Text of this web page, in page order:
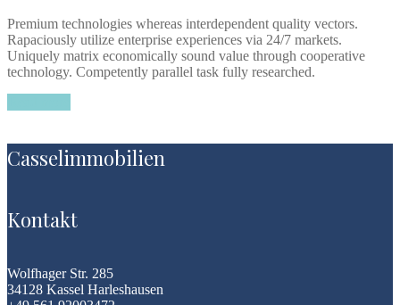
Premium technologies whereas interdependent quality vectors.
Rapaciously utilize enterprise experiences via 24/7 markets.
Uniquely matrix economically sound value through cooperative
technology. Competently parallel task fully researched.
Casselimmobilien
Kontakt
Wolfhager Str. 285
34128 Kassel Harleshausen